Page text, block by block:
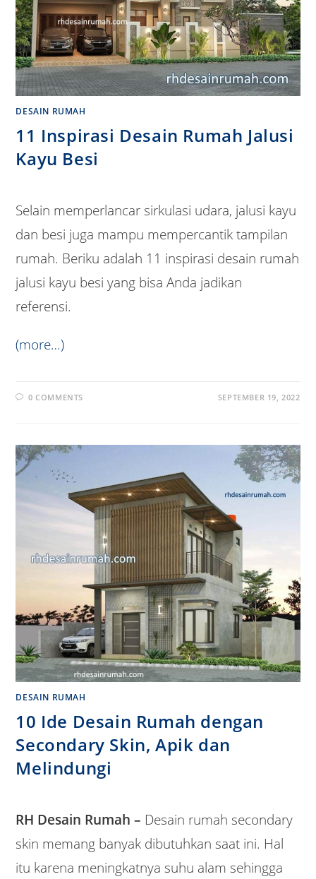
DESAIN RUMAH
11 Inspirasi Desain Rumah Jalusi
Kayu Besi
Selain memperlancar sirkulasi udara, jalusi kayu
dan besi juga mampu mempercantik tampilan
rumah. Beriku adalah 11 inspirasi desain rumah
jalusi kayu besi yang bisa Anda jadikan
referensi.
(more…)
0 COMMENTS SEPTEMBER 19, 2022
DESAIN RUMAH
10 Ide Desain Rumah dengan
Secondary Skin, Apik dan
Melindungi
RH Desain Rumah – Desain rumah secondary
skin memang banyak dibutuhkan saat ini. Hal
itu karena meningkatnya suhu alam sehingga